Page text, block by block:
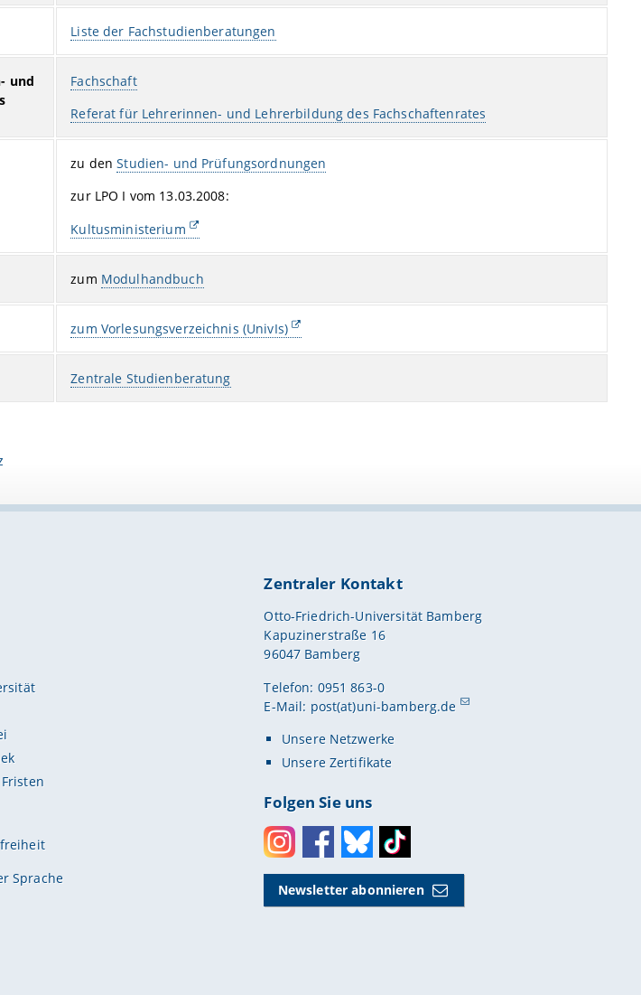
Liste der Fachstudienberatungen
und
Fachschaft
Referat für Lehrerinnen- und Lehrerbildung des Fachschaftenrates
zu denStudien- und Prüfungsordnungen
zur LPO I vom 13.03.2008:
Kultusministerium
zum Modulhandbuch
zum Vorlesungsverzeichnis (UnivIs)
Zentrale Studienberatung
Sprache
Zentraler Kontakt
Otto-Friedrich-Universität Bamberg
Kapuzinerstraße 16
96047 Bamberg
Telefon: 0951 863-0
E-Mail: post(at)uni-bamberg.de
Unsere Netzwerke
Unsere Zertifikate
Folgen Sie uns
InstagramFacebookBlueskyToktok
Newsletter abonnieren